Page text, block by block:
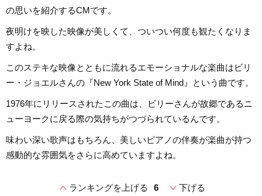
の思いを紹介するCMです。
夜明けを映した映像が美しくて、ついつい何度も観たくなりま
すよね。
このステキな映像とともに流れるエモーショナルな楽曲はビリ
ー・ジョエルさんの『New York State of Mind』という曲です。
1976年にリリースされたこの曲は、ビリーさんが故郷であるニ
ューヨークに戻る際の気持ちがつづられているんです。
味わい深い歌声はもちろん、美しいピアノの伴奏が楽曲が持つ
感動的な雰囲気をさらに高めていますよね。
expand_lessランキングを上げる 6 expand_more下げる